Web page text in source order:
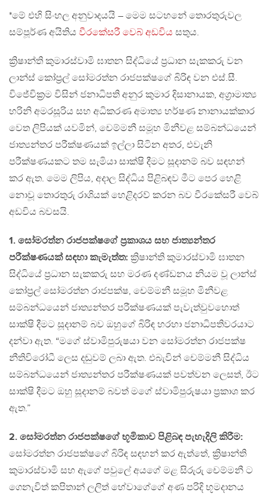
*මේ එහි සිංහල අනුවාදයයි – මෙම සටහනේ තොරතුරුවල
සම්පූර්ණ අයිතිය වීරකේසරී වෙබ් අඩවිය සතුය.
ක්‍රිෂාන්ති කුමාරස්වාමි ඝාතන සිද්ධියේ ප්‍රධාන සැකකරු වන
ලාන්ස් කෝප්‍රල් සෝමරත්න රාජපක්ෂගේ බිරිඳ වන එස්.සී.
විජේවික්‍රම විසින් ජනාධිපති අනුර කුමාර දිසානායක, අග්‍රාමාත්‍ය
හරිනි අමරසූරිය සහ අධිකරණ අමාත්‍ය හර්ෂණ නානායක්කාර
වෙත ලිපියක් යවමින්, චෙම්මනී සමූහ මිනීවළ සම්බන්ධයෙන්
ජාත්‍යන්තර පරීක්ෂණයක් ඉල්ලා සිටින අතර, එවැනි
පරීක්ෂණයකට තම සැමියා සාක්ෂි දීමට සූදානම් බව සඳහන්
කර ඇත. මෙම ලිපිය, අදාල සිද්ධිය පිළිබඳව මීට පෙර හෙළි
නොවූ තොරතුරු රාශියක් හෙළිදරව් කරන බව වීරකේසරී වෙබ්
අඩවිය බවසයි.
1. සෝමරත්න රාජපක්ෂගේ ප්‍රකාශය සහ ජාත්‍යන්තර
පරීක්ෂණයක් සඳහා කැමැත්ත: ක්‍රිෂාන්ති කුමාරස්වාමි ඝාතන
සිද්ධියේ ප්‍රධාන සැකකරු සහ මරණ දණ්ඩනය නියම වූ ලාන්ස්
කෝප්‍රල් සෝමරත්න රාජපක්ෂ, චෙම්මනී සමූහ මිනීවළ
සම්බන්ධයෙන් ජාත්‍යන්තර පරීක්ෂණයක් පැවැත්වුවහොත්
සාක්ෂි දීමට සූදානම් බව ඔහුගේ බිරිඳ හරහා ජනාධිපතිවරයාට
දන්වා ඇත. “මගේ ස්වාමිපුරුෂයා වන සෝමරත්න රාජපක්ෂ
නීතිවිරෝධී ලෙස දඬුවම් ලබා ඇත. එබැවින් චෙම්මනී සිද්ධිය
සම්බන්ධයෙන් ජාත්‍යන්තර පරීක්ෂණයක් පවත්වන ලෙසත්, ඊට
සාක්ෂි දීමට ඔහු සූදානම් බවත් මගේ ස්වාමිපුරුෂයා ප්‍රකාශ කර
ඇත.”
2. සෝමරත්න රාජපක්ෂගේ භූමිකාව පිළිබඳ පැහැදිලි කිරීම:
සෝමරත්න රාජපක්ෂගේ බිරිඳ සඳහන් කර ඇත්තේ, ක්‍රිෂාන්ති
කුමාරස්වාමි සහ ඇගේ පවුලේ අයගේ මළ සිරුරු චෙම්මනී ට
ගෙනැවිත් කපිතාන් ලලිත් හේවාගේගේ අණ පරිදි භූමදානය